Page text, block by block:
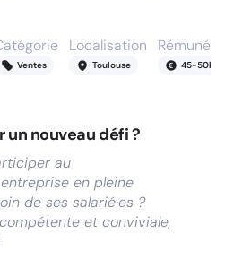
Ventes
Localisation
Toulouse 45-50k
nouveau défi ?
au
en pleine
de ses salarié·es ?
et conviviale,